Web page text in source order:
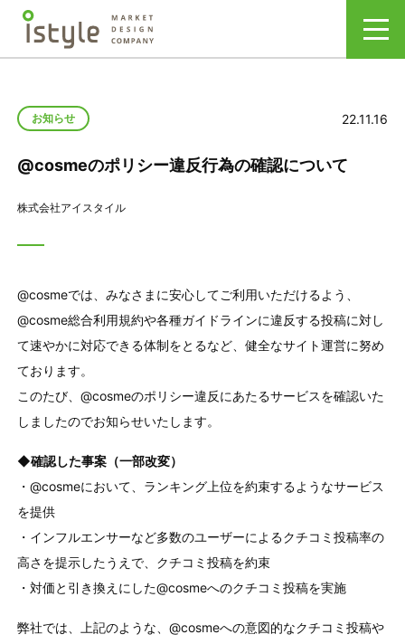
お知らせ 22.11.16
@cosmeのポリシー違反行為の確認について
株式会社アイスタイル
@cosmeでは、みなさまに安心してご利用いただけるよう、
@cosme総合利用規約や各種ガイドラインに違反する投稿に対し
て速やかに対応できる体制をとるなど、健全なサイト運営に努め
ております。
このたび、@cosmeのポリシー違反にあたるサービスを確認いた
しましたのでお知らせいたします。
◆確認した事案（一部改変）
・@cosmeにおいて、ランキング上位を約束するようなサービス
を提供
・インフルエンサーなど多数のユーザーによるクチコミ投稿率の
高さを提示したうえで、クチコミ投稿を約束
・対価と引き換えにした@cosmeへのクチコミ投稿を実施
弊社では、上記のような、@cosmeへの意図的なクチコミ投稿や